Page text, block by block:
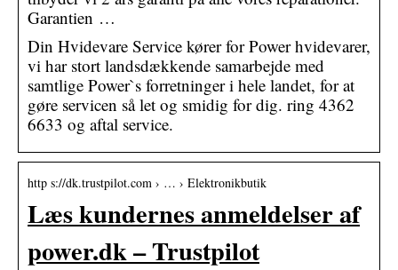
Garantien …
Din Hvidevare Service kører for Power hvidevarer,
vi har stort landsdækkende samarbejde med
samtlige Power`s forretninger i hele landet, for at
gøre servicen så let og smidig for dig. ring 4362
6633 og aftal service.
http s://dk.trustpilot.com › … › Elektronikbutik
Læs kundernes anmeldelser af
power.dk – Trustpilot